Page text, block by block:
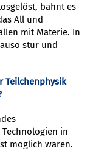
bahnt es
All und
mit Materie. In
stur und
Teilchenphysik
in
möglich wären.